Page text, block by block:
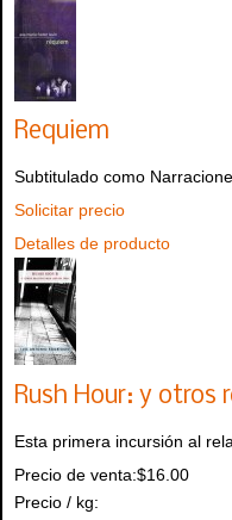
Requiem
Subtitulado como
Solicitar precio
Detalles de producto
Rush Hour: y otros
Esta primera incursión al
Precio de venta:$16.00
Precio / kg: